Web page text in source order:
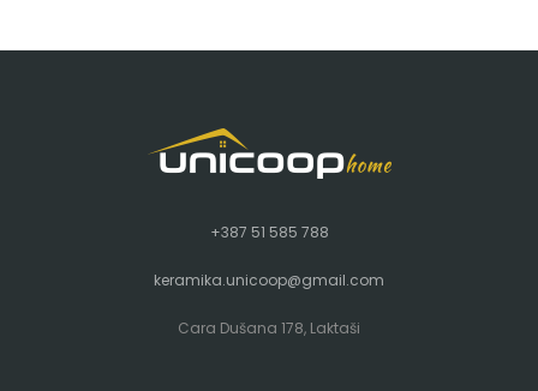
+387 51 585 788
keramika.unicoop@gmail.com
Cara Dušana 178, Laktaši